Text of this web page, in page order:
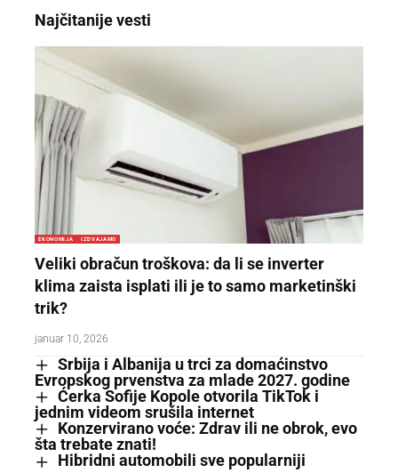
Najčitanije vesti
EKONOMIJA IZDVAJAMO
Veliki obračun troškova: da li se inverter
klima zaista isplati ili je to samo marketinški
trik?
januar 10, 2026
Srbija i Albanija u trci za domaćinstvo
Evropskog prvenstva za mlade 2027. godine
Ćerka Sofije Kopole otvorila TikTok i
jednim videom srušila internet
Konzervirano voće: Zdrav ili ne obrok, evo
šta trebate znati!
Hibridni automobili sve popularniji